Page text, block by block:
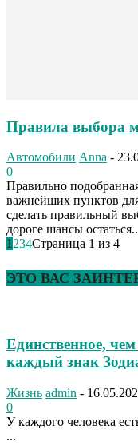
Правила выбора
Автомобили Anna -
0
Правильно
важнейших пунктов
сделать правильный
дороге шансы
1234Страница 1 из 4
ЭТО ВАС
Единственное,
каждый знак
Жизнь admin -
0
У каждого человека
...